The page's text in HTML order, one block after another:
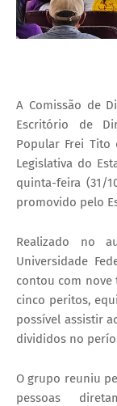
A Comissão de
Escritório de
Popular Frei Tito
Legislativa do
quinta-feira (31/
promovido pelo
Realizado no
Universidade
contou com nove
cinco peritos,
possível assistir
divididos no
O grupo reuniu
pessoas